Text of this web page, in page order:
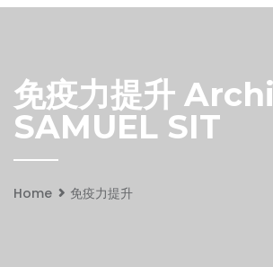
免疫力提升
SAMUEL SIT
Home 免疫力提升